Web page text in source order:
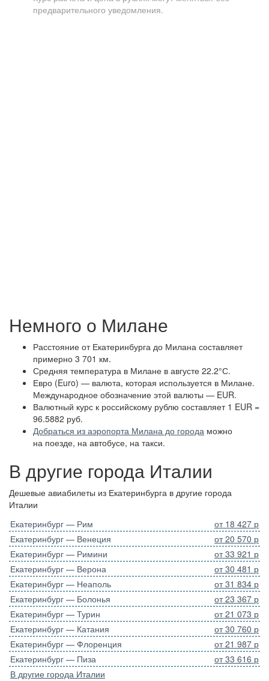
предварительного уведомления.
Немного о Милане
Расстояние от Екатеринбурга до Милана составляет
примерно 3 701 км.
Средняя температура в Милане в августе 22.2°С.
Евро (Euro) — валюта, которая используется в Милане.
Международное обозначение этой валюты — EUR.
Валютный курс к российскому рублю составляет 1 EUR =
96.5882 руб.
Добраться из аэропорта Милана до города можно
на поезде, на автобусе, на такси.
В другие города Италии
Дешевые авиабилеты из Екатеринбурга в другие города
Италии
Екатеринбург — Рим
от 18 427 р
Екатеринбург — Венеция
от 20 570 р
Екатеринбург — Римини
от 33 921 р
Екатеринбург — Верона
от 30 481 р
Екатеринбург — Неаполь
от 31 834 р
Екатеринбург — Болонья
от 23 367 р
Екатеринбург — Турин
от 21 073 р
Екатеринбург — Катания
от 30 760 р
Екатеринбург — Флоренция
от 21 987 р
Екатеринбург — Пиза
от 33 616 р
В другие города Италии